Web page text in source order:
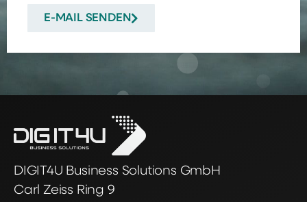
E-MAIL SENDEN
DIGIT4U Business Solutions GmbH
Carl Zeiss Ring 9